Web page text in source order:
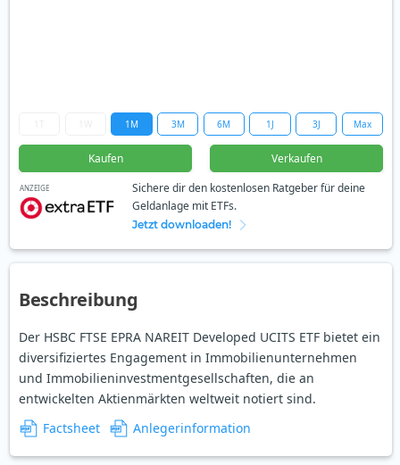
1M 3M 6M 1J 3J Max
Kaufen Verkaufen
ANZEIGE
Sichere dir den kostenlosen Ratgeber für deine
Geldanlage mit ETFs.
Jetzt downloaden!
Beschreibung
Der HSBC FTSE EPRA NAREIT Developed UCITS ETF bietet ein
diversifiziertes Engagement in Immobilienunternehmen
und Immobilieninvestmentgesellschaften, die an
entwickelten Aktienmärkten weltweit notiert sind.
Factsheet
Anlegerinformation